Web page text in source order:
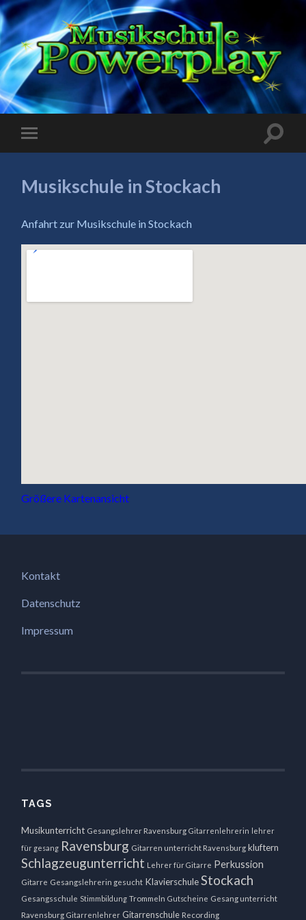
Musikschule in Stockach
Anfahrt zur Musikschule in Stockach
Größere Kartenansicht
Kontakt
Datenschutz
Impressum
TAGS
Musikunterricht Gesangslehrer Ravensburg Gitarrenlehrerin
lehrer
für gesang Ravensburg Gitarren unterricht Ravensburg kluftern
Schlagzeugunterricht Lehrer für Gitarre Perkussion
Gitarre Gesangslehrerin gesucht Klavierschule Stockach
Gesangsschule Stimmbildung Trommeln Gutscheine Gesang unterricht
Ravensburg Gitarrenlehrer Gitarrenschule Recording